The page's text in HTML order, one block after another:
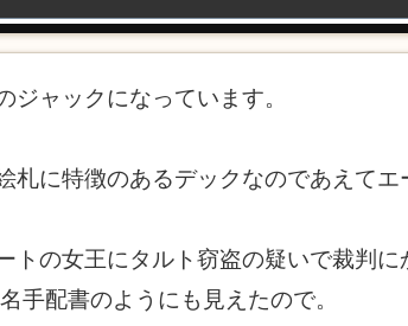
ャックになっています。
に特徴のあるデックなのであえてエ
トの女王にタルト窃盗の疑いで裁判
手配書のようにも見えたので。